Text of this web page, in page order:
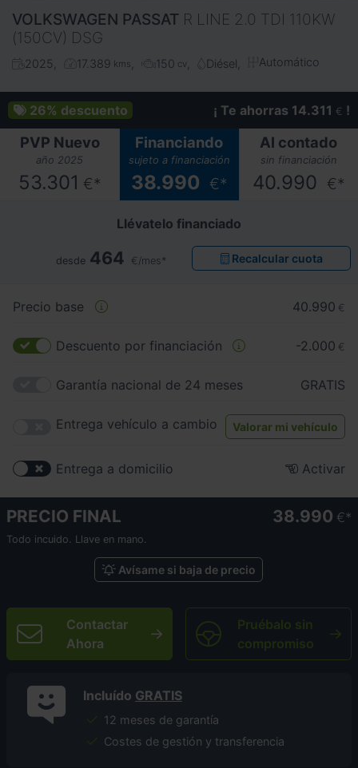
VOLKSWAGEN PASSAT R LINE 2.0 TDI 110KW
(150CV) DSG
2025 17.389 kms 150 cv Diésel Automático
26% descuento ¡ Te ahorras 14.311 € !
PVP Nuevo
año 2025
53.301 €*
Financiando
sujeto a financiación
38.990 €*
Al contado
sin financiación
40.990 €*
Llévatelo financiado
desde 464 €/mes* Recalcular cuota
Precio base 40.990 €
Descuento por financiación -2.000 €
Garantía nacional de 24 meses GRATIS
Entrega vehículo a cambio Valorar mi vehículo
Entrega a domicilio Activar
PRECIO FINAL 38.990 €
Todo incuido. Llave en mano.
Avísame si baja de precio
Contactar
Ahora
Pruébalo sin
compromiso
Incluído GRATIS
12 meses de garantía
Costes de gestión y transferencia